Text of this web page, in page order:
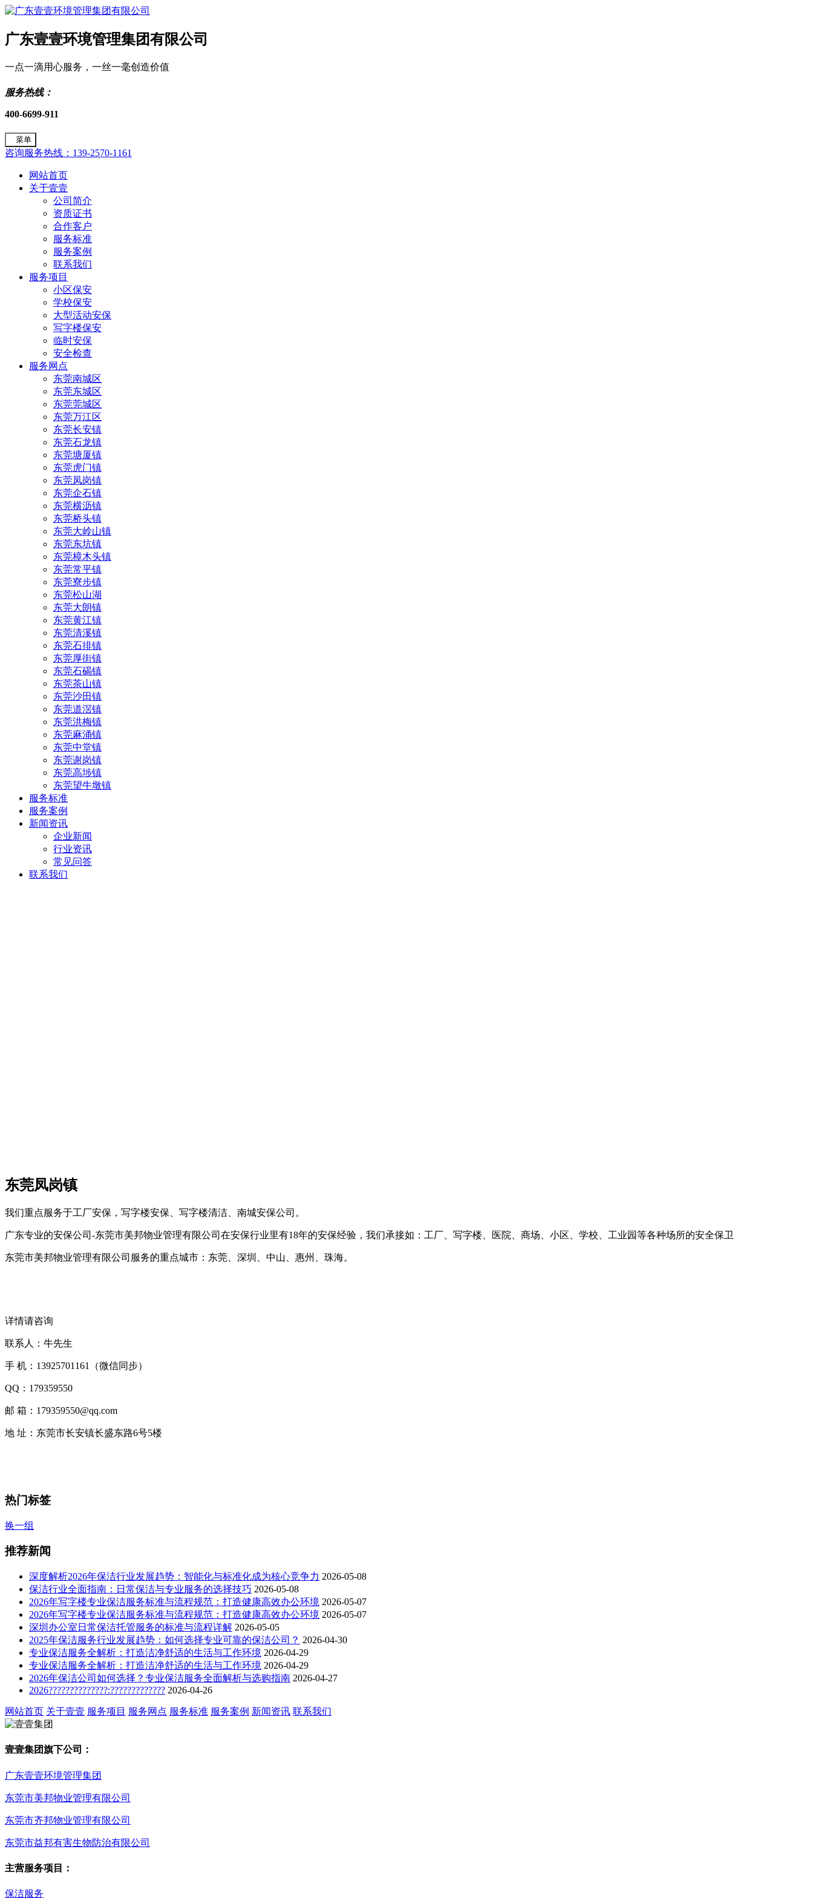
广东壹壹环境管理集团有限公司
一点一滴用心服务，一丝一毫创造价值
服务热线：
400-6699-911
菜单
咨询服务热线：139-2570-1161
网站首页
关于壹壹
公司简介
资质证书
合作客户
服务标准
服务案例
联系我们
服务项目
小区保安
学校保安
大型活动安保
写字楼保安
临时安保
安全检查
服务网点
东莞南城区
东莞东城区
东莞莞城区
东莞万江区
东莞长安镇
东莞石龙镇
东莞塘厦镇
东莞虎门镇
东莞凤岗镇
东莞企石镇
东莞横沥镇
东莞桥头镇
东莞大岭山镇
东莞东坑镇
东莞樟木头镇
东莞常平镇
东莞寮步镇
东莞松山湖
东莞大朗镇
东莞黄江镇
东莞清溪镇
东莞石排镇
东莞厚街镇
东莞石碣镇
东莞茶山镇
东莞沙田镇
东莞道滘镇
东莞洪梅镇
东莞麻涌镇
东莞中堂镇
东莞谢岗镇
东莞高埗镇
东莞望牛墩镇
服务标准
服务案例
新闻资讯
企业新闻
行业资讯
常见问答
联系我们
东莞凤岗镇
我们重点服务于工厂安保，写字楼安保、写字楼清洁、南城安保公司。
广东专业的安保公司-东莞市美邦物业管理有限公司在安保行业里有18年的安保经验，我们承接如：工厂、写字楼、医院、商场、小区、学校、工业园等各种场所的安全保卫
东莞市美邦物业管理有限公司服务的重点城市：东莞、深圳、中山、惠州、珠海。
详情请咨询
联系人：牛先生
手 机：13925701161（微信同步）
QQ：179359550
邮 箱：179359550@qq.com
地 址：东莞市长安镇长盛东路6号5楼
热门标签
换一组
推荐新闻
深度解析2026年保洁行业发展趋势：智能化与标准化成为核心竞争力 2026-05-08
保洁行业全面指南：日常保洁与专业服务的选择技巧 2026-05-08
2026年写字楼专业保洁服务标准与流程规范：打造健康高效办公环境 2026-05-07
2026年写字楼专业保洁服务标准与流程规范：打造健康高效办公环境 2026-05-07
深圳办公室日常保洁托管服务的标准与流程详解 2026-05-05
2025年保洁服务行业发展趋势：如何选择专业可靠的保洁公司？ 2026-04-30
专业保洁服务全解析：打造洁净舒适的生活与工作环境 2026-04-29
专业保洁服务全解析：打造洁净舒适的生活与工作环境 2026-04-29
2026年保洁公司如何选择？专业保洁服务全面解析与选购指南 2026-04-27
2026??????????????:????????????? 2026-04-26
网站首页 关于壹壹 服务项目 服务网点 服务标准 服务案例 新闻资讯 联系我们
壹壹集团旗下公司：
广东壹壹环境管理集团
东莞市美邦物业管理有限公司
东莞市齐邦物业管理有限公司
东莞市益邦有害生物防治有限公司
主营服务项目：
保洁服务